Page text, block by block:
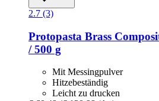
2.7 (3)
Protopasta Brass
/ 500 g
Mit Messingpulver
Hitzebeständig
Leicht zu drucken